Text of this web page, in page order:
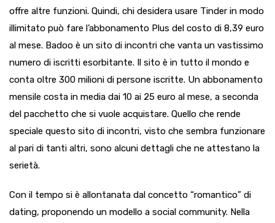
offre altre funzioni. Quindi, chi desidera usare Tinder in modo
illimitato può fare l’abbonamento Plus del costo di 8,39 euro
al mese. Badoo è un sito di incontri che vanta un vastissimo
numero di iscritti esorbitante. Il sito è in tutto il mondo e
conta oltre 300 milioni di persone iscritte. Un abbonamento
mensile costa in media dai 10 ai 25 euro al mese, a seconda
del pacchetto che si vuole acquistare. Quello che rende
speciale questo sito di incontri, visto che sembra funzionare
al pari di tanti altri, sono alcuni dettagli che ne attestano la
serietà.
Con il tempo si è allontanata dal concetto “romantico” di
dating, proponendo un modello a social community. Nella